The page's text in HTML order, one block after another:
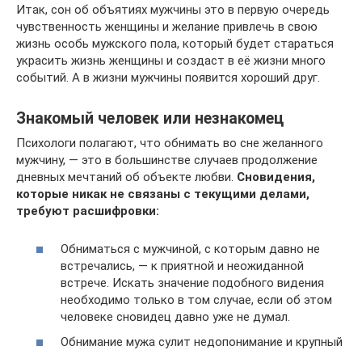
Итак, сон об объятиях мужчины это в первую очередь
чувственность женщины и желание привлечь в свою
жизнь особь мужского пола, который будет стараться
украсить жизнь женщины и создаст в её жизни много
событий. А в жизни мужчины появится хороший друг.
Знакомый человек или незнакомец
Психологи полагают, что обнимать во сне желанного
мужчину, — это в большинстве случаев продолжение
дневных мечтаний об объекте любви. Сновидения,
которые никак не связаны с текущими делами,
требуют расшифровки:
Обниматься с мужчиной, с которым давно не
встречались, — к приятной и неожиданной
встрече. Искать значение подобного видения
необходимо только в том случае, если об этом
человеке сновидец давно уже не думал.
Обнимание мужа сулит недопонимание и крупный